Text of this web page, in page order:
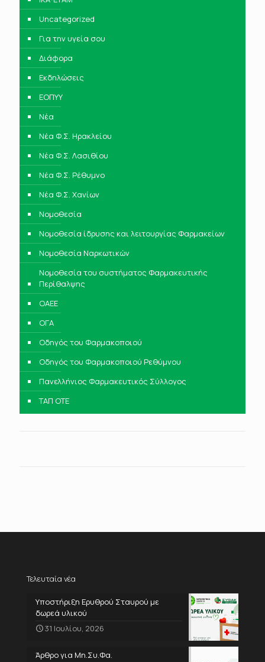
Uncategorized
Για την υγεία σου
Διάφορα
Εκδηλώσεις
ΕΟΠΥΥ
Νέα
Νέα Φ.Σ. Ηρακλείου
Νέα Φ.Σ. Λασιθίου
Νέα Φ.Σ. Ρέθυμνο
Νέα Φ.Σ. Χανίων
Νομοθεσία
Νομοθεσία ίδρυσης και λειτουργίας Φαρμακείων
Νομοθεσία Ναρκωτικών
Νομοθεσία του συστήματος Φαρμακευτικής
Περίθαλψης
ΟΑΕΕ
ΟΓΑ
Οδηγός του Φαρμακοποιού
Οδηγός του Φαρμακοποιού Ρεθύμνου
Πανελλήνιος Φαρμακευτικός Σύλλογος
ΤΑΠ ΟΤΕ
Τελευταία νέα
Υποστήριξη Ερυθρού Σταυρού με
δωρεά υλικού
31 Ιουλίου, 2026
Άρθρο για Μη.Συ.Φα.